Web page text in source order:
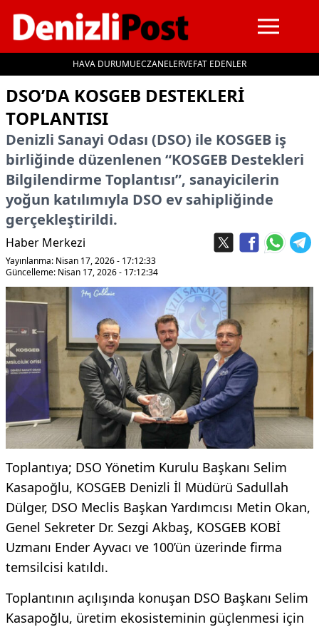
HAVA DURUMUECZANELERVEFAT EDENLER
DSO’DA KOSGEB DESTEKLERI
TOPLANTISI
Denizli Sanayi Odası (DSO) ile KOSGEB iş
birliğinde düzenlenen “KOSGEB Destekleri
Bilgilendirme Toplantısı”, sanayicilerin
yoğun katılımıyla DSO ev sahipliğinde
gerçekleştirildi.
Haber Merkezi
Yayınlanma: Nisan 17, 2026 - 17:12:33
Güncelleme: Nisan 17, 2026 - 17:12:34
Toplantıya; DSO Yönetim Kurulu Başkanı Selim
Kasapoğlu, KOSGEB Denizli İl Müdürü Sadullah
Dülger, DSO Meclis Başkan Yardımcısı Metin Okan,
Genel Sekreter Dr. Sezgi Akbaş, KOSGEB KOBİ
Uzmanı Ender Ayvacı ve 100’ün üzerinde firma
temsilcisi katıldı.
Toplantının açılışında konuşan DSO Başkanı Selim
Kasapoğlu, üretim ekosisteminin güçlenmesi için